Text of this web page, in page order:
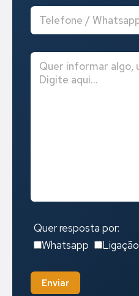
Quer resposta por:
Whatsapp
Ligação
Enviar